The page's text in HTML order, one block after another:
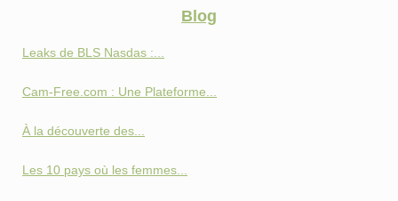
Blog
Leaks de BLS Nasdas :...
Cam-Free.com : Une Plateforme...
À la découverte des...
Les 10 pays où les femmes...